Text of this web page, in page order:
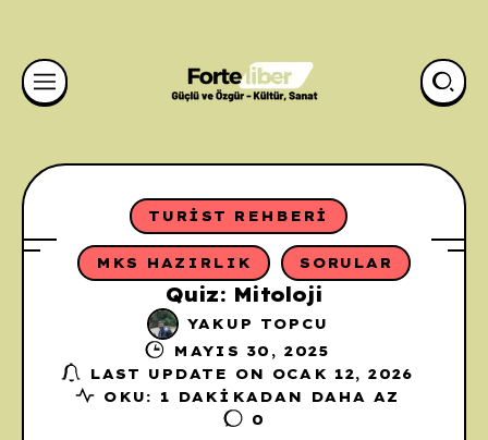
TURIST REHBERI
MKS HAZIRLIK SORULAR
Quiz: Mitoloji
YAKUP TOPCU
MAYIS 30, 2025
LAST UPDATE ON OCAK 12, 2026
OKU: 1 DAKIKADAN DAHA AZ
0